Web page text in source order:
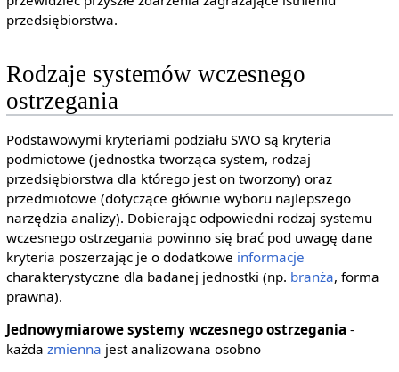
przedsiębiorstwa.
Rodzaje systemów wczesnego
ostrzegania
Podstawowymi kryteriami podziału SWO są kryteria
podmiotowe (jednostka tworząca system, rodzaj
przedsiębiorstwa dla którego jest on tworzony) oraz
przedmiotowe (dotyczące głównie wyboru najlepszego
narzędzia analizy). Dobierając odpowiedni rodzaj systemu
wczesnego ostrzegania powinno się brać pod uwagę dane
kryteria poszerzając je o dodatkowe informacje
charakterystyczne dla badanej jednostki (np. branża, forma
prawna).
Jednowymiarowe systemy wczesnego ostrzegania -
każda zmienna jest analizowana osobno